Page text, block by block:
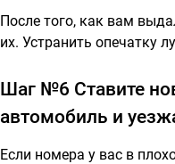
После того, как вам
их. Устранить опечатку
Шаг №6 Ставите
автомобиль и
Если номера у вас в